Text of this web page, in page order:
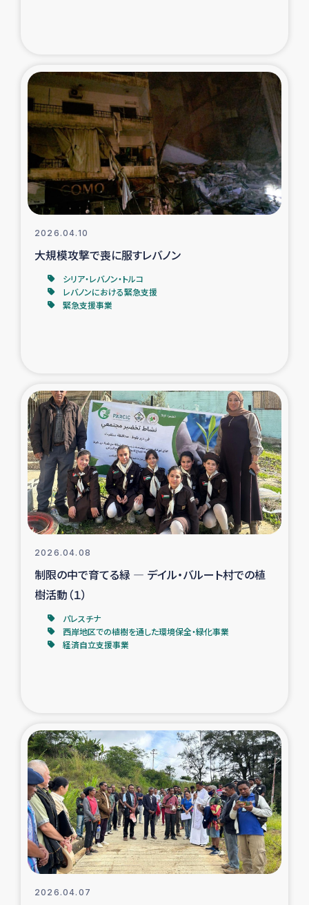
コーヒー生産者支援
アイナロ県マウベシ郡でのコーヒー畑改善事業
ベイルート大規模爆発被災者支援
女性の生計向上支援
アグロフォレストリー（カカオ）事業
2026.04.10
大規模攻撃で喪に服すレバノン
シリア・レバノン・トルコ
レバノンにおける緊急支援
緊急支援事業
2026.04.08
制限の中で育てる緑 ― デイル・バルート村での植
樹活動（１）
パレスチナ
西岸地区での植樹を通した環境保全・緑化事業
経済自立支援事業
2026.04.07